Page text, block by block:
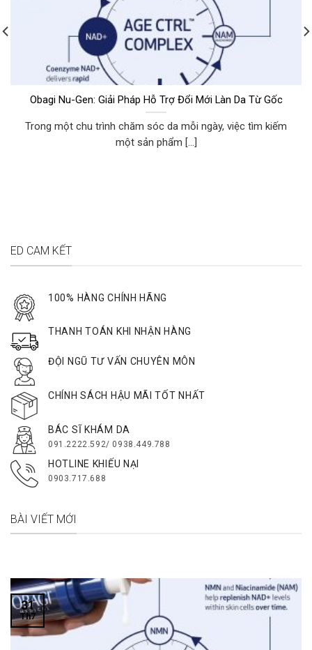
Obagi Nu-Gen: Giải Pháp Hỗ Trợ Đổi Mới Làn Da Từ Gốc
Trong một chu trình chăm sóc da mỗi ngày, việc tìm kiếm
một sản phẩm [...]
ED CAM KẾT
100% HÀNG CHÍNH HÃNG
THANH TOÁN KHI NHẬN HÀNG
ĐỘI NGŨ TƯ VẤN CHUYÊN MÔN
CHÍNH SÁCH HẬU MÃI TỐT NHẤT
BÁC SĨ KHÁM DA
091.2222.592/ 0938.449.788
HOTLINE KHIẾU NẠI
0903.717.688
BÀI VIẾT MỚI
31
Th7